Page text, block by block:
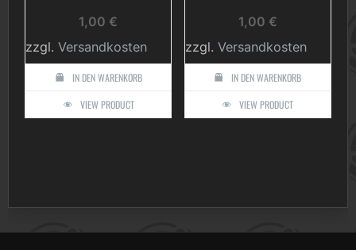
1,00€
zzgl. Versandkosten
IN DEN WARENKORB
VIEW PRODUCT
1,00 €
zzgl. Versandkosten
IN DEN WARENKORB
VIEW PRODUCT